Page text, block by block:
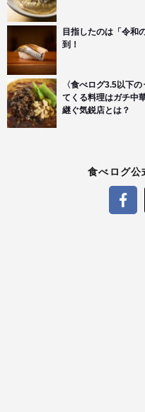
目指したのは「令和
到！
〈食べログ3.5以下
てくる料理はガチ中
継ぐ気鋭店とは？
食べログ公